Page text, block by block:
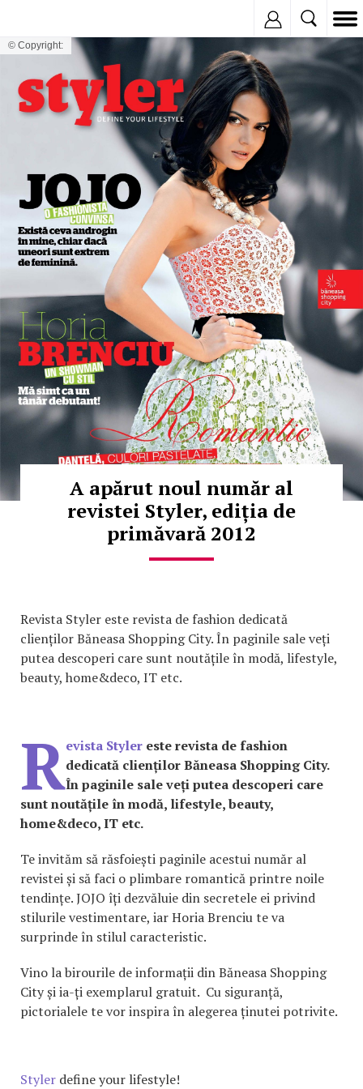
© Copyright:
A apărut noul număr al
revistei Styler, ediția de
primăvară 2012
Revista Styler este revista de fashion dedicată
clienților Băneasa Shopping City. În paginile sale veți
putea descoperi care sunt noutățile în modă, lifestyle,
beauty, home&deco, IT etc.
Revista Styler este revista de fashion
dedicată clienților Băneasa Shopping City.
În paginile sale veți putea descoperi care
sunt noutățile în modă, lifestyle, beauty,
home&deco, IT etc.
Te invităm să răsfoiești paginile acestui număr al
revistei și să faci o plimbare romantică printre noile
tendințe. JOJO îți dezvăluie din secretele ei privind
stilurile vestimentare, iar Horia Brenciu te va
surprinde în stilul caracteristic.
Vino la birourile de informații din Băneasa Shopping
City și ia-ți exemplarul gratuit. Cu siguranță,
pictorialele te vor inspira în alegerea ținutei potrivite.
Styler define your lifestyle!